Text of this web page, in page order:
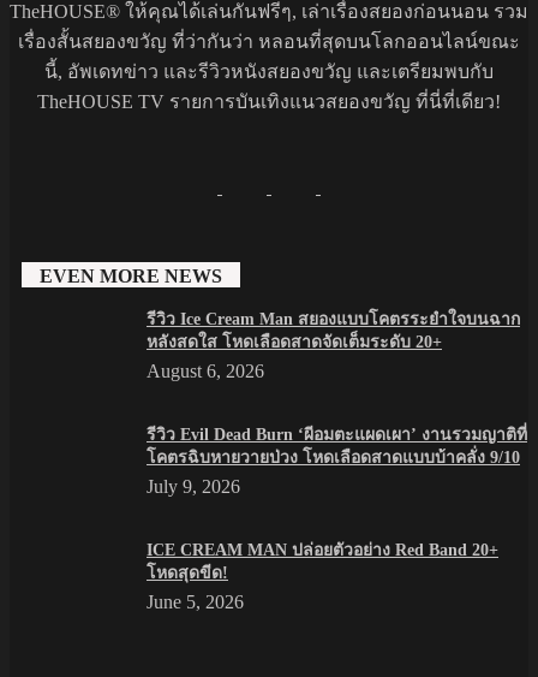
TheHOUSE® ให้คุณได้เล่นกันฟรีๆ, เล่าเรื่องสยองก่อนนอน รวม
เรื่องสั้นสยองขวัญ ที่ว่ากันว่า หลอนที่สุดบนโลกออนไลน์ขณะ
นี้, อัพเดทข่าว และรีวิวหนังสยองขวัญ และเตรียมพบกับ
TheHOUSE TV รายการบันเทิงแนวสยองขวัญ ที่นี่ที่เดียว!
EVEN MORE NEWS
รีวิว Ice Cream Man สยองแบบโคตรระยำใจบนฉาก
หลังสดใส โหดเลือดสาดจัดเต็มระดับ 20+
August 6, 2026
รีวิว Evil Dead Burn ‘ผีอมตะแผดเผา’ งานรวมญาติที่
โคตรฉิบหายวายป่วง โหดเลือดสาดแบบบ้าคลั่ง 9/10
July 9, 2026
ICE CREAM MAN ปล่อยตัวอย่าง Red Band 20+
โหดสุดขีด!
June 5, 2026